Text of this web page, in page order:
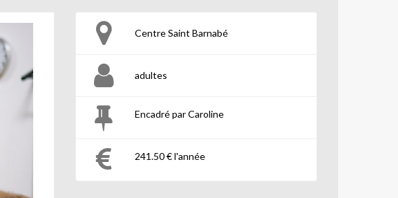
Centre Saint Barnabé
adultes
Encadré par Caroline
241.50 € l'année